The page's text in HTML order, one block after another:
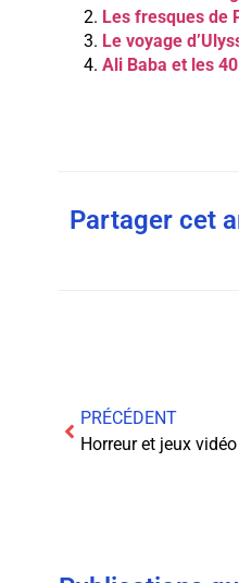
Les fresques de
Le voyage
Ali Baba et les
Partager cet
PRÉCÉDENT